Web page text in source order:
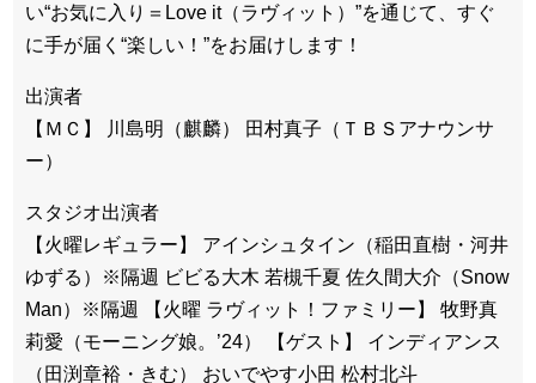
い“お気に入り＝Love it（ラヴィット）”を通じて、すぐ
に手が届く“楽しい！”をお届けします！
出演者
【ＭＣ】 川島明（麒麟） 田村真子（ＴＢＳアナウンサ
ー）
スタジオ出演者
【火曜レギュラー】 アインシュタイン（稲田直樹・河井
ゆずる）※隔週 ビビる大木 若槻千夏 佐久間大介（Snow
Man）※隔週 【火曜 ラヴィット！ファミリー】 牧野真
莉愛（モーニング娘。’24） 【ゲスト】 インディアンス
（田渕章裕・きむ） おいでやす小田 松村北斗